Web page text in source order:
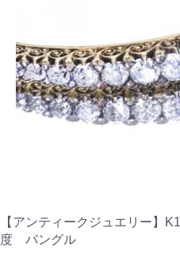
【アンティークジュエリー】
度 バングル